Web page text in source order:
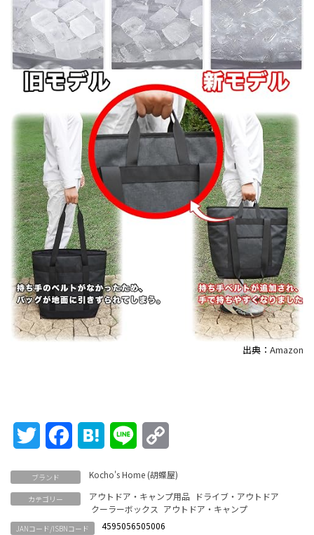
出典： Amazon
Twitter FacebookHatena Line
ブランド Kocho's Home (胡蝶屋)
カテゴリー アウトドア・キャンプ用品 ドライブ・アウトドア
クーラーボックス アウトドア・キャンプ
JANコード/ISBNコード 4595056505006